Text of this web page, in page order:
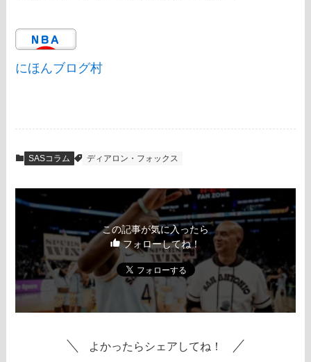
にほんブログ村
SASコラム ディアロン・フォックス
この記事が気に入ったら
フォローしてね！
よかったらシェアしてね！